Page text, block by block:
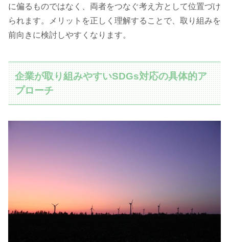
に偏るものではなく、両者をつなぐ考え方として位置づけ
られます。メリットを正しく理解することで、取り組みを
前向きに検討しやすくなります。
企業が取り組みやすいSDGs対応の具体的ア
プローチ